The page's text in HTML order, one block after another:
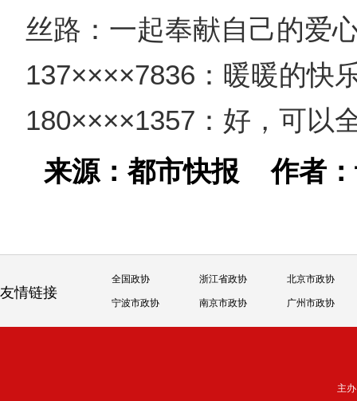
丝路：一起奉献自己的爱
137××××7836：暖暖的快
180××××1357：好，可以
来源：都市快报作者
友情链接
全国政协 浙江省政协 北京市政协
宁波市政协 南京市政协 广州市政协
主